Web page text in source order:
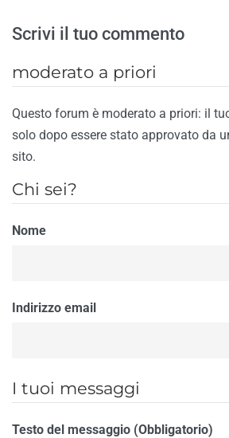
Scrivi il tuo commento
moderato a priori
Questo forum è moderato a priori: il
solo dopo essere stato approvato da
sito.
Chi sei?
Nome
Indirizzo email
I tuoi messaggi
Testo del messaggio (Obbligatorio)